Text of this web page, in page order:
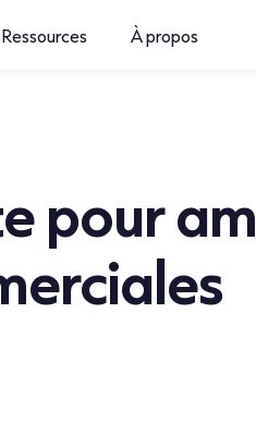
Ressources À propos
pour